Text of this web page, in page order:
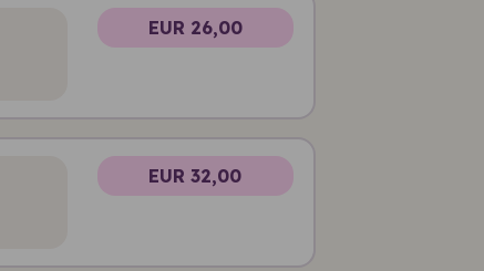
EUR 26,00
EUR 32,00